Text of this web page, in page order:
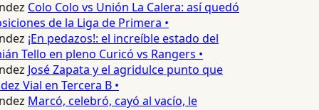
Colo Colo vs Unión La Calera: así quedó
de la Liga de Primera •
¡En pedazos!: el increíble estado del
Tello en pleno Curicó vs Rangers •
José Zapata y el agridulce punto que
Vial en Tercera B •
Marcó, celebró, cayó al vacío, le